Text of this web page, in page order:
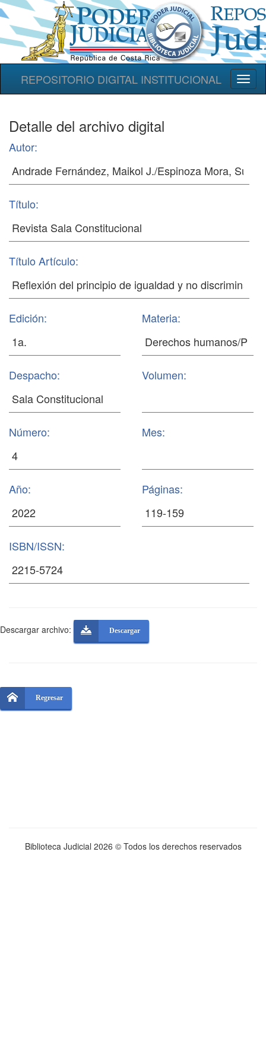
REPOSITORIO DIGITAL INSTITUCIONAL
Detalle del archivo digital
Autor:
Título:
Título Artículo:
Edición: Materia:
Despacho: Volumen:
Número: Mes:
Año: Páginas:
ISBN/ISSN:
Descargar archivo: Descargar
Regresar
Biblioteca Judicial 2026 © Todos los derechos reservados